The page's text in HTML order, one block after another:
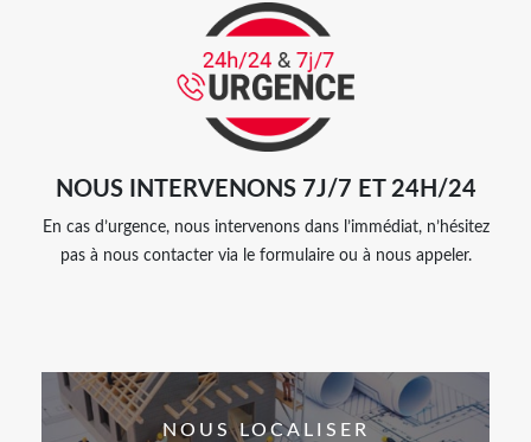
NOUS INTERVENONS 7J/7 ET 24H/24
En cas d’urgence, nous intervenons dans l’immédiat, n’hésitez
pas à nous contacter via le formulaire ou à nous appeler.
NOUS LOCALISER